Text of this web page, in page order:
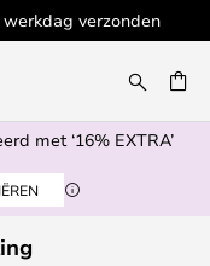
met ‘16% EXTRA’